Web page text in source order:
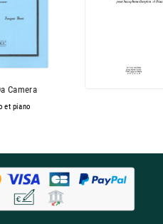
Camera
et piano